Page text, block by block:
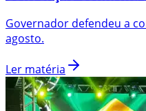
Governador defendeu a
agosto.
Ler matéria